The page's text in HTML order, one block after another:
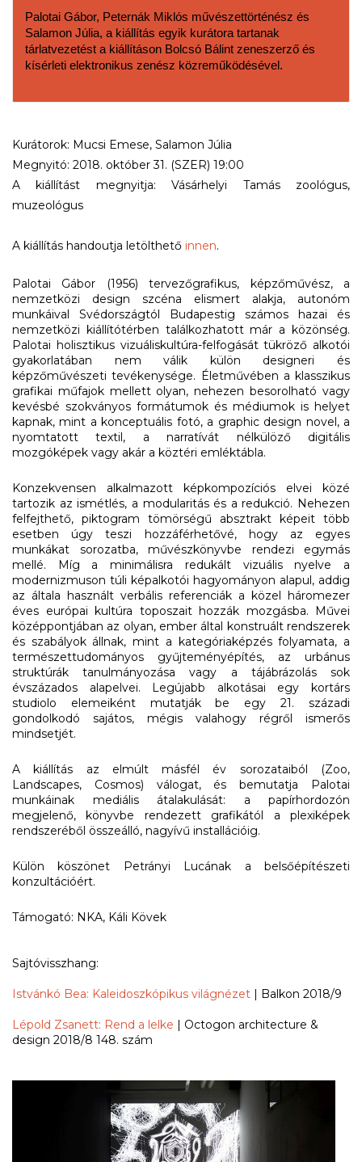
Palotai Gábor, Peternák Miklós művészettörténész és
Salamon Júlia, a kiállítás egyik kurátora tartanak
tárlatvezetést a kiállításon Bolcsó Bálint zeneszerző és
kísérleti elektronikus zenész közreműködésével.
Kurátorok: Mucsi Emese, Salamon Júlia
Megnyitó: 2018. október 31. (SZER) 19:00
A kiállítást megnyitja: Vásárhelyi Tamás zoológus,
muzeológus
A kiállítás handoutja letölthető innen.
Palotai Gábor (1956) tervezőgrafikus, képzőművész, a
nemzetközi design szcéna elismert alakja, autonóm
munkáival Svédországtól Budapestig számos hazai és
nemzetközi kiállítótérben találkozhatott már a közönség.
Palotai holisztikus vizuáliskultúra-felfogását tükröző alkotói
gyakorlatában nem válik külön designeri és
képzőművészeti tevékenysége. Életművében a klasszikus
grafikai műfajok mellett olyan, nehezen besorolható vagy
kevésbé szokványos formátumok és médiumok is helyet
kapnak, mint a konceptuális fotó, a graphic design novel , a
nyomtatott textil, a narratívát nélkülöző digitális
mozgóképek vagy akár a köztéri emléktábla.
Konzekvensen alkalmazott képkompozíciós elvei közé
tartozik az ismétlés, a modularitás és a redukció. Nehezen
felfejthető, piktogram tömörségű absztrakt képeit több
esetben úgy teszi hozzáférhetővé, hogy az egyes
munkákat sorozatba, művészkönyvbe rendezi egymás
mellé. Míg a minimálisra redukált vizuális nyelve a
modernizmuson túli képalkotói hagyományon alapul, addig
az általa használt verbális referenciák a közel háromezer
éves európai kultúra toposzait hozzák mozgásba. Művei
középpontjában az olyan, ember által konstruált rendszerek
és szabályok állnak, mint a kategóriaképzés folyamata, a
természettudományos gyűjteményépítés, az urbánus
struktúrák tanulmányozása vagy a tájábrázolás sok
évszázados alapelvei. Legújabb alkotásai egy kortárs
studiolo elemeiként mutatják be egy 21. századi
gondolkodó sajátos, mégis valahogy régről ismerős
mindsetjét.
A kiállítás az elmúlt másfél év sorozataiból (Zoo,
Landscapes, Cosmos) válogat, és bemutatja Palotai
munkáinak mediális átalakulását: a papírhordozón
megjelenő, könyvbe rendezett grafikától a plexiképek
rendszeréből összeálló, nagyívű installációig.
Külön köszönet Petrányi Lucának a belsőépítészeti
konzultációért.
Támogató: NKA, Káli Kövek
Sajtóvisszhang:
Istvánkó Bea: Kaleidoszkópikus világnézet | Balkon 2018/9
Lépold Zsanett: Rend a lelke
| Octogon architecture &
design 2018/8 148. szám